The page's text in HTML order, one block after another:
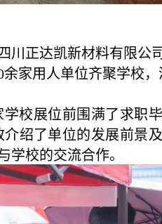
四川正达凯新材料有限公司
余家用人单位齐聚学校，
校展位前围满了求职
绍了单位的发展前景及
学校的交流合作。